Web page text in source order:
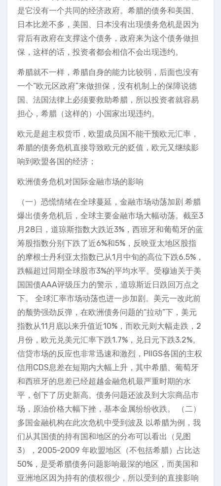
是它没有一个共同的经济政府。希腊的债务和美国、
日本比差不多，美国、日本没有出现债务危机是因为
背后有政府在支撑这个债务，政府来为这个债务做担
保，这样的话，投资者都会相信不会出现违约。
希腊就不一样，希腊自身的能力比较弱，后面也没有
一个“欧元区政府”来做担保，没有机制上的保障说德
国、法国法律上必须要救助希腊，所以投资者就容易
担心，希腊（这样的）小国家出现违约。
欧元是超主权货币，欧盟成员国不能干预欧元汇率，
希腊的债务危机直接导致欧元的贬值，欧元又继续影
响到欧盟各国的经济；
欧洲债务危机对国际金融市场的影响
（一）恐慌情绪在全球蔓延，金融市场动荡加剧 希腊
爆出债务危机后，全球主要金融市场大幅动荡。截至3
月28日，道琼斯指数大跌近3%，西班牙和葡萄牙的蓝
筹股指数分别下跌了近6%和5%，反映亚太地区股指
的摩根士丹利亚太指数已从1月中旬的高位下跌6.5%，
跌幅超过同期全球股市3%的平均水平。受穆迪关于美
国国债AAA评级压力的警示，道琼斯近日跌回万点之
下。 全球汇率市场动荡也进一步加剧。美元一改此前
的颓势强劲反弹，在欧洲债务问题的“拉动”下，美元
指数从11月底以来升值近10%，而欧元则大幅走跌，2
月份，欧元兑美元汇率下跌1.7%，兑日元下跌3.2%。
信贷市场的反应也非常迅速和激烈，PIIGS各国的主权
信用CDS息差在短期内大幅上升，其中希腊、葡萄牙
和西班牙的息差已经超越金融危机最严重时期的水
平，创下了历史新高。债务问题还波及到大宗商品市
场，原油价格大幅下挫，基本金属纷纷收跌。 （二）
多国金融机构在此次危机中受到波及 以希腊为例，我
们从其国债的持有国和地区的分布可以看出（见图
3），2005-2009 年欧盟地区（不包括希腊）占比达
50%，是受希腊债务问题影响最深的地区，而美国和
亚洲地区因为持有的债权很少，所以受到的直接影响